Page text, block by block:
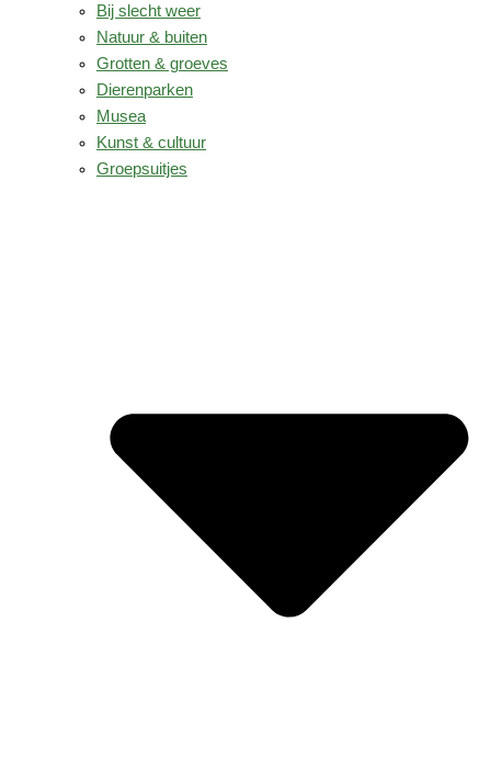
Bij slecht weer
Natuur & buiten
Grotten & groeves
Dierenparken
Musea
Kunst & cultuur
Groepsuitjes